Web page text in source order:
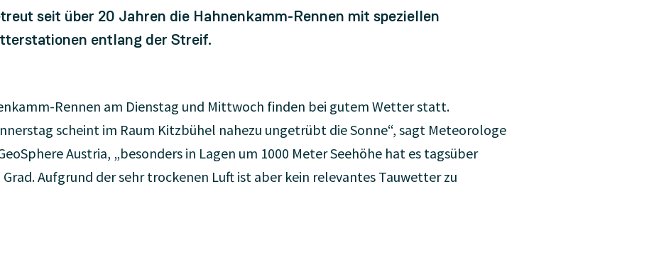
seit über 20 Jahren die Hahnenkamm-Rennen mit speziellen
entlang der Streif.
Rennen am Dienstag und Mittwoch finden bei gutem Wetter statt.
scheint im Raum Kitzbühel nahezu ungetrübt die Sonne“, sagt Meteorologe
Austria, „besonders in Lagen um 1000 Meter Seehöhe hat es tagsüber
Aufgrund der sehr trockenen Luft ist aber kein relevantes Tauwetter zu